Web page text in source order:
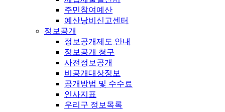
주민참여예산
예산낭비신고센터
정보공개
정보공개제도 안내
정보공개 청구
사전정보공개
비공개대상정보
공개방법 및 수수료
인사지표
우리구 정보목록